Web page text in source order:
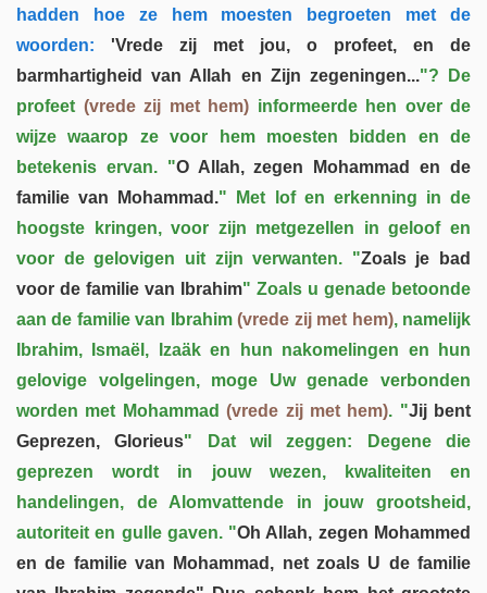
hadden hoe ze hem moesten begroeten met de
woorden: 'Vrede zij met jou, o profeet, en de
barmhartigheid van Allah en Zijn zegeningen..."? De
profeet (vrede zij met hem) informeerde hen over de
wijze waarop ze voor hem moesten bidden en de
betekenis ervan. "O Allah, zegen Mohammad en de
familie van Mohammad." Met lof en erkenning in de
hoogste kringen, voor zijn metgezellen in geloof en
voor de gelovigen uit zijn verwanten. "Zoals je bad
voor de familie van Ibrahim" Zoals u genade betoonde
aan de familie van Ibrahim(vrede zij met hem), namelijk
Ibrahim, Ismaël, Izaäk en hun nakomelingen en hun
gelovige volgelingen, moge Uw genade verbonden
worden met Mohammad(vrede zij met hem). "Jij bent
Geprezen, Glorieus" Dat wil zeggen: Degene die
geprezen wordt in jouw wezen, kwaliteiten en
handelingen, de Alomvattende in jouw grootsheid,
autoriteit en gulle gaven. "Oh Allah, zegen Mohammed
en de familie van Mohammad, net zoals U de familie